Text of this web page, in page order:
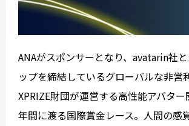
ANAがスポンサーとなり、avatarin社
ップを締結しているグローバルな非営
XPRIZE財団が運営する高性能アバタ
年間に渡る国際賞金レース。人間の感